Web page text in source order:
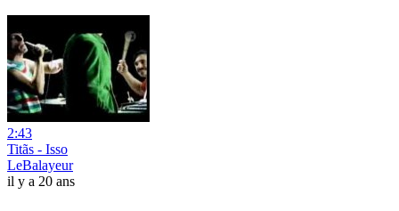
2:43
Titãs - Isso
LeBalayeur
il y a 20 ans